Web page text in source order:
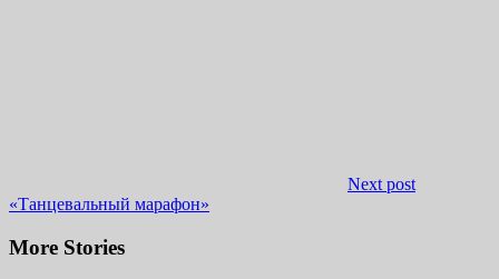
Next post
«Танцевальный марафон»
More Stories